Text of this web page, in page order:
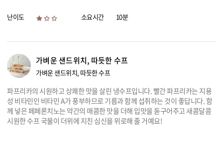
난이도 소요시간 10분
가벼운 샌드위치, 따듯한 수프
가벼운 샌드위치, 따듯한 수프
파프리카의 시원하고 상쾌한 맛을 살린 냉수프입니다. 빨간 파프리카는 지용
성 비타민인 비타민 A가 풍부하므로 기름과 함께 섭취하는 것이 좋답니다. 함
께 넣은 페페론치노는 약간의 매콤한 맛을 더해 입맛을 돋구어주고 새콤달콤
시원한 수프 국물이 더위에 지친 심신을 위로해 줄 거예요!